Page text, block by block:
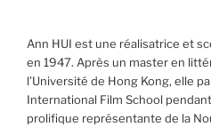
Ann HUI est une réalisatrice et
en 1947. Après un master en
l’Université de Hong Kong, elle
International Film School
prolifique représentante de la